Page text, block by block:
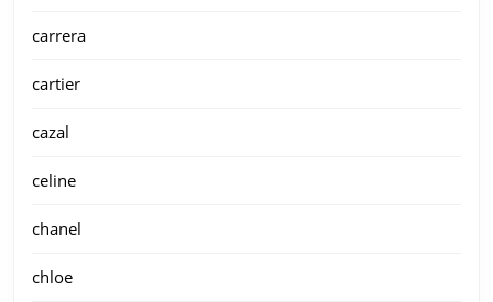
carrera
cartier
cazal
celine
chanel
chloe